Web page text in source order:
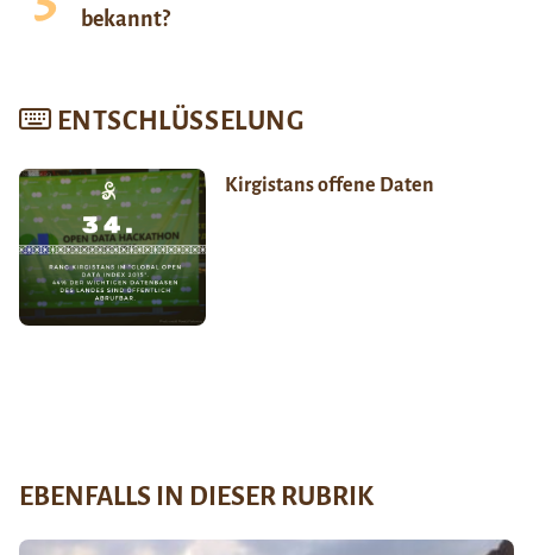
bekannt?
ENTSCHLÜSSELUNG
Kirgistans offene Daten
EBENFALLS IN DIESER RUBRIK